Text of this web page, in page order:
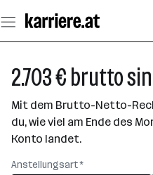
Seiteninhalt
springen
2.703 € brutto
Mit dem Brutto-Netto-
du, wie viel am Ende des
Konto landet.
Anstellungsart *